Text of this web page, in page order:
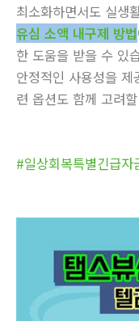
최소화하면서도 실생
유심 소액 내구제 방법
한 도움을 받을 수 있
안정적인 사용성을
련 옵션도 함께 고려
#일상회복특별긴급자